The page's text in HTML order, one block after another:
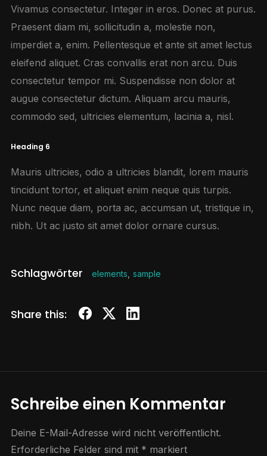
Vivamus consectetur. Integer in eros. Donec at purus.
Praesent diam mi, sollicitudin a, molestie non,
imperdiet a, enim. Pellentesque et ante sit amet lectus
eleifend aliquet. Cras convallis erat non arcu. Duis
consectetur tempor mi. Suspendisse non dolor at
augue consectetur dictum. Aliquam arcu mauris,
commodo sed, ultricies elementum, lacinia a, nisl.
Heading 6
Mauris ultricies, odio a ultricies blandit, lorem mauris
tincidunt tortor, et aliquet enim neque quis turpis.
Nunc neque diam, porta ac, accumsan ut, tristique in,
nibh. Ut ac justo sit amet dolor ornare cursus.
Schlagwörter elements sample
Share this:
Schreibe einen Kommentar
Deine E-Mail-Adresse wird nicht veröffentlicht.
Erforderliche Felder sind mit * markiert